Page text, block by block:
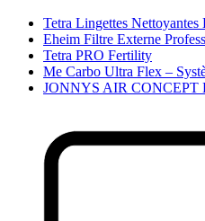
Tetra Lingettes Nettoyantes
Eheim Filtre Externe
Tetra PRO Fertility
Me Carbo Ultra Flex –
JONNYS AIR CONCEPT